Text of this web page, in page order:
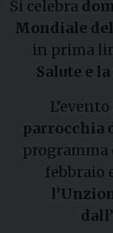
Si celebra
Mondiale
in prima
Salute e
parrocchia
programma
febbraio